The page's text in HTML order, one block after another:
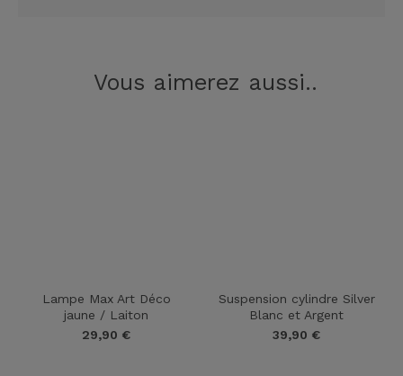
Vous aimerez aussi..
Lampe Max Art Déco
jaune / Laiton
29,90 €
Suspension cylindre Silver
Blanc et Argent
39,90 €